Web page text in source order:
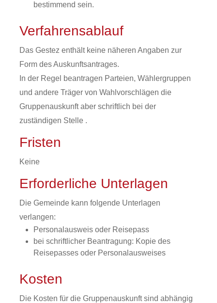
bestimmend sein.
Verfahrensablauf
Das Gestez enthält keine näheren Angaben zur
Form des Auskunftsantrages.
In der Regel beantragen Parteien, Wählergruppen
und andere Träger von Wahlvorschlägen die
Gruppenauskunft aber schriftlich bei der
zuständigen Stelle .
Fristen
Keine
Erforderliche Unterlagen
Die Gemeinde kann folgende Unterlagen
verlangen:
Personalausweis oder Reisepass
bei schriftlicher Beantragung: Kopie des
Reisepasses oder Personalausweises
Kosten
Die Kosten für die Gruppenauskunft sind abhängig